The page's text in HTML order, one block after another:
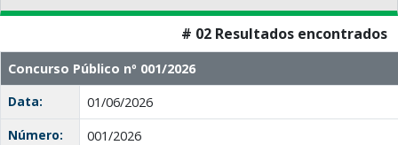
# 02 Resultados encontrados
Concurso Público nº 001/2026
Data:
01/06/2026
Número:
001/2026